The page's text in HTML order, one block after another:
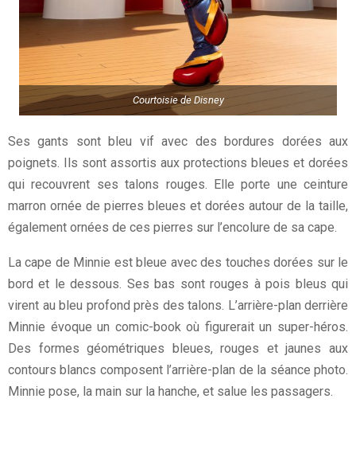
Courtoisie de Disney
Ses gants sont bleu vif avec des bordures dorées aux
poignets. Ils sont assortis aux protections bleues et dorées
qui recouvrent ses talons rouges. Elle porte une ceinture
marron ornée de pierres bleues et dorées autour de la taille,
également ornées de ces pierres sur l’encolure de sa cape.
La cape de Minnie est bleue avec des touches dorées sur le
bord et le dessous. Ses bas sont rouges à pois bleus qui
virent au bleu profond près des talons. L’arrière-plan derrière
Minnie évoque un comic-book où figurerait un super-héros.
Des formes géométriques bleues, rouges et jaunes aux
contours blancs composent l’arrière-plan de la séance photo.
Minnie pose, la main sur la hanche, et salue les passagers.